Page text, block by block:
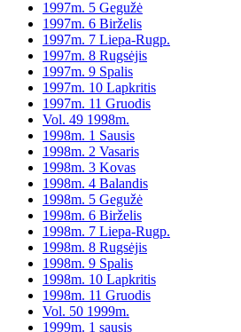
1997m. 5 Gegužė
1997m. 6 Birželis
1997m. 7 Liepa-Rugp.
1997m. 8 Rugsėjis
1997m. 9 Spalis
1997m. 10 Lapkritis
1997m. 11 Gruodis
Vol. 49 1998m.
1998m. 1 Sausis
1998m. 2 Vasaris
1998m. 3 Kovas
1998m. 4 Balandis
1998m. 5 Gegužė
1998m. 6 Birželis
1998m. 7 Liepa-Rugp.
1998m. 8 Rugsėjis
1998m. 9 Spalis
1998m. 10 Lapkritis
1998m. 11 Gruodis
Vol. 50 1999m.
1999m. 1 sausis